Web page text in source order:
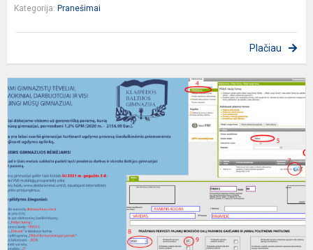
Kategorija: Pranešimai
Plačiau